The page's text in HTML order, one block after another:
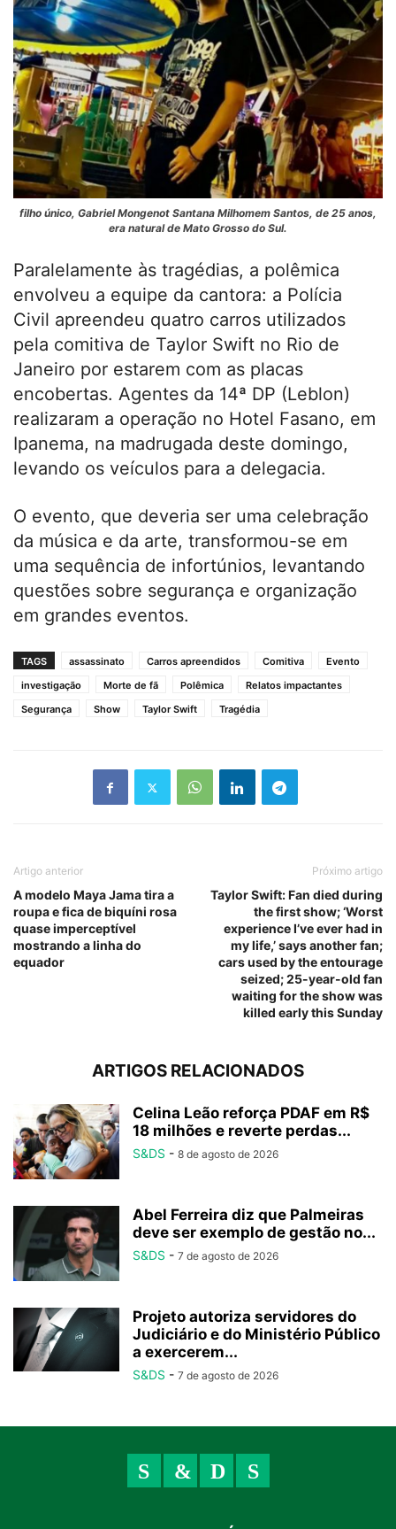
filho único, Gabriel Mongenot Santana Milhomem Santos, de 25 anos,
era natural de Mato Grosso do Sul.
Paralelamente às tragédias, a polêmica
envolveu a equipe da cantora: a Polícia
Civil apreendeu quatro carros utilizados
pela comitiva de Taylor Swift no Rio de
Janeiro por estarem com as placas
encobertas. Agentes da 14ª DP (Leblon)
realizaram a operação no Hotel Fasano, em
Ipanema, na madrugada deste domingo,
levando os veículos para a delegacia.
O evento, que deveria ser uma celebração
da música e da arte, transformou-se em
uma sequência de infortúnios, levantando
questões sobre segurança e organização
em grandes eventos.
TAGS assassinato Carros apreendidos Comitiva
Evento
investigação
Morte de fã Polêmica
Relatos impactantes
Segurança
Show Taylor Swift Tragédia
Artigo anterior
A modelo Maya Jama tira a
roupa e fica de biquíni rosa
quase imperceptível
mostrando a linha do
equador
Próximo artigo
Taylor Swift: Fan died during
the first show; ‘Worst
experience I’ve ever had in
my life,’ says another fan;
cars used by the entourage
seized; 25-year-old fan
waiting for the show was
killed early this Sunday
ARTIGOS RELACIONADOS
Celina Leão reforça PDAF em R$
18 milhões e reverte perdas...
S&DS - 8 de agosto de 2026
Abel Ferreira diz que Palmeiras
deve ser exemplo de gestão no...
S&DS - 7 de agosto de 2026
Projeto autoriza servidores do
Judiciário e do Ministério Público
a exercerem...
S&DS - 7 de agosto de 2026